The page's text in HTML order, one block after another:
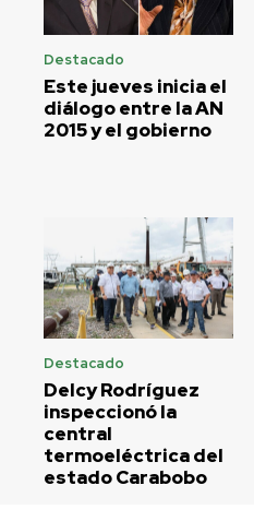
Destacado
Este jueves inicia el
diálogo entre la AN
2015 y el gobierno
Destacado
Delcy Rodríguez
inspeccionó la
central
termoeléctrica del
estado Carabobo